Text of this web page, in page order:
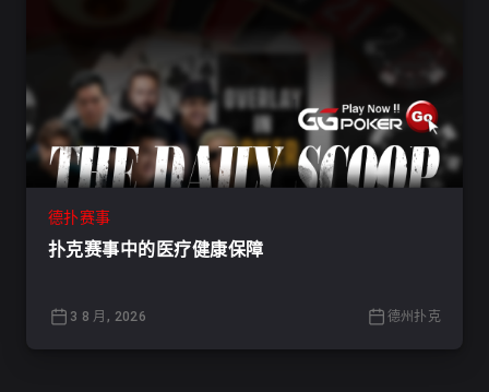
德扑赛事
扑克赛事中的医疗健康保障
3 8 月, 2026 德州扑克